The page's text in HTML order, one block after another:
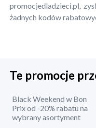
promocjedladzieci.pl,
żadnych kodów
Te promocje
Black Weekend w Bon
Prix od -20% rabatu na
wybrany asortyment